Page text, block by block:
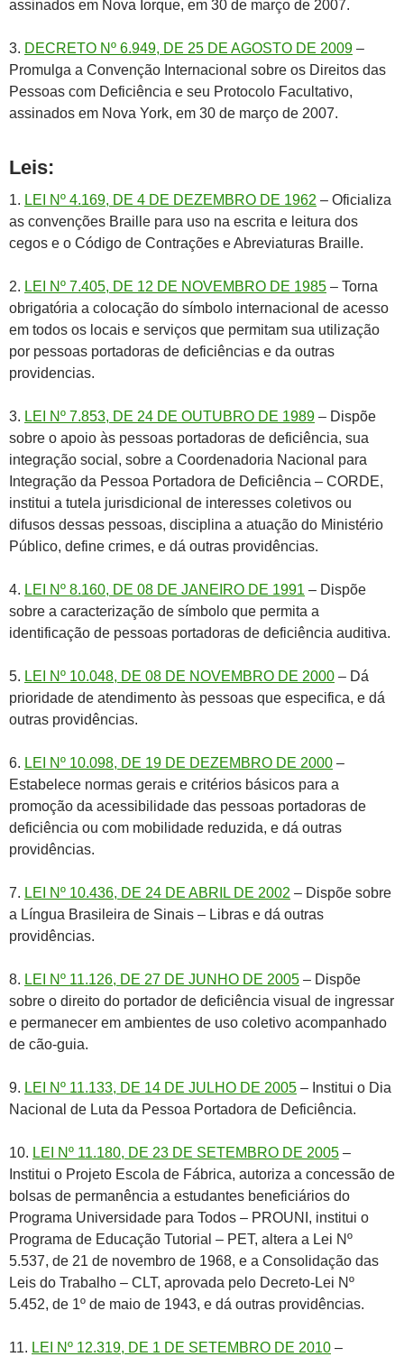
assinados em Nova Iorque, em 30 de março de 2007.
3. DECRETO Nº 6.949, DE 25 DE AGOSTO DE 2009 –
Promulga a Convenção Internacional sobre os Direitos das
Pessoas com Deficiência e seu Protocolo Facultativo,
assinados em Nova York, em 30 de março de 2007.
Leis:
1. LEI Nº 4.169, DE 4 DE DEZEMBRO DE 1962 – Oficializa
as convenções Braille para uso na escrita e leitura dos
cegos e o Código de Contrações e Abreviaturas Braille.
2. LEI Nº 7.405, DE 12 DE NOVEMBRO DE 1985 – Torna
obrigatória a colocação do símbolo internacional de acesso
em todos os locais e serviços que permitam sua utilização
por pessoas portadoras de deficiências e da outras
providencias.
3. LEI Nº 7.853, DE 24 DE OUTUBRO DE 1989 – Dispõe
sobre o apoio às pessoas portadoras de deficiência, sua
integração social, sobre a Coordenadoria Nacional para
Integração da Pessoa Portadora de Deficiência – CORDE,
institui a tutela jurisdicional de interesses coletivos ou
difusos dessas pessoas, disciplina a atuação do Ministério
Público, define crimes, e dá outras providências.
4. LEI Nº 8.160, DE 08 DE JANEIRO DE 1991 – Dispõe
sobre a caracterização de símbolo que permita a
identificação de pessoas portadoras de deficiência auditiva.
5. LEI Nº 10.048, DE 08 DE NOVEMBRO DE 2000 – Dá
prioridade de atendimento às pessoas que especifica, e dá
outras providências.
6. LEI Nº 10.098, DE 19 DE DEZEMBRO DE 2000 –
Estabelece normas gerais e critérios básicos para a
promoção da acessibilidade das pessoas portadoras de
deficiência ou com mobilidade reduzida, e dá outras
providências.
7. LEI Nº 10.436, DE 24 DE ABRIL DE 2002 – Dispõe sobre
a Língua Brasileira de Sinais – Libras e dá outras
providências.
8. LEI Nº 11.126, DE 27 DE JUNHO DE 2005 – Dispõe
sobre o direito do portador de deficiência visual de ingressar
e permanecer em ambientes de uso coletivo acompanhado
de cão-guia.
9. LEI Nº 11.133, DE 14 DE JULHO DE 2005 – Institui o Dia
Nacional de Luta da Pessoa Portadora de Deficiência.
10. LEI Nº 11.180, DE 23 DE SETEMBRO DE 2005 –
Institui o Projeto Escola de Fábrica, autoriza a concessão de
bolsas de permanência a estudantes beneficiários do
Programa Universidade para Todos – PROUNI, institui o
Programa de Educação Tutorial – PET, altera a Lei Nº
5.537, de 21 de novembro de 1968, e a Consolidação das
Leis do Trabalho – CLT, aprovada pelo Decreto-Lei Nº
5.452, de 1º de maio de 1943, e dá outras providências.
11. LEI Nº 12.319, DE 1 DE SETEMBRO DE 2010 –